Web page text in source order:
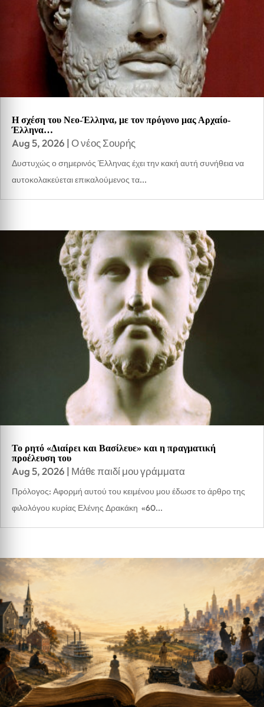
Η σχέση του Νεο-Έλληνα, με τον πρόγονο μας Αρχαίο-
Έλληνα…
Aug 5, 2026 |Ο νέος Σουρής
Δυστυχώς ο σημερινός Έλληνας έχει την κακή αυτή συνήθεια να
αυτοκολακεύεται επικαλούμενος τα...
Το ρητό «Διαίρει και Βασίλευε» και η πραγματική
προέλευση του
Aug 5, 2026 | Μάθε παιδί μου γράμματα
Πρόλογος: Αφορμή αυτού του κειμένου μου έδωσε το άρθρο της
φιλολόγου κυρίας Ελένης Δρακάκη «60...